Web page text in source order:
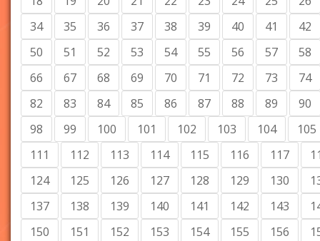
34
35 36 37 38 39 40 41
42
50
51 52 53 54 55 56 57
58
66
67 68 69 70 71 72 73
74
82
83 84 85 86 87 88 89
90
98
99 100 101 102 103 104
105
111
112 113 114 115 116 117
124
125 126 127 128 129 130
137
138 139 140 141 142 143
150
151 152 153 154 155 156